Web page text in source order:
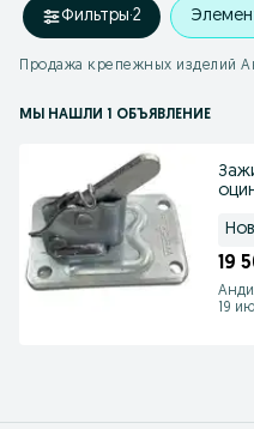
Фильтры·2
МЫ НАШЛИ 1 ОБЪЯВЛЕНИЕ
19
19